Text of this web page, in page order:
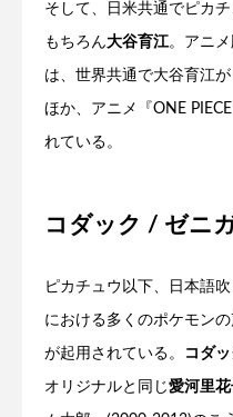
そして、日米共通でピカ
もちろん大谷育江。アニ
は、世界共通で大谷育江
ほか、アニメ『ONE
れている。
コダック / ゼニ
ピカチュウ以下、日本語
における多くのポケモン
が起用されている。 コダッ
オリジナルと同じ愛河里